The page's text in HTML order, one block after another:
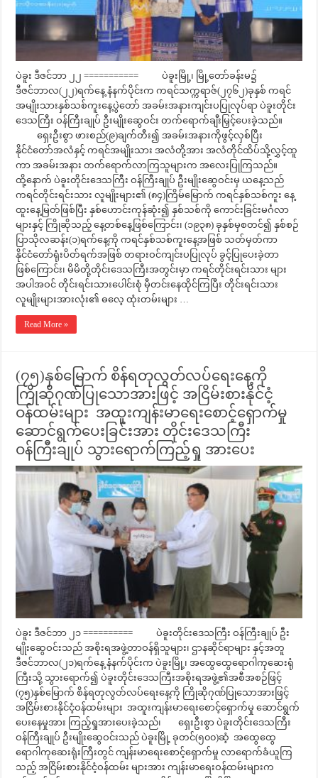
ပဲခူး ဒီဇင်ဘာ ၂၂ =========== ပဲခူးမြို့၊ မြို့တော်ခန်းမ၌
ဒီဇင်ဘာလ(၂၂)ရက်နေ့ နံနက်ပိုင်းက ကရင်သက္ကရာဇ်(၂၇၆၂)ခုနှစ် ကရင်
အမျိုးသားနှစ်သစ်ကူးနေ့ပွဲတော် အခမ်းအနားကျင်းပပြုလုပ်ရာ ပဲခူးတိုင်း
ဒေသကြီး ဝန်ကြီးချုပ် ဦးမျိုးဆွေဝင်း တက်ရောက်ချီးမြှင့်ပေးခဲ့သည်။
ရှေးဦးစွာ ဖားစည်(၉)ချက်တီး၍ အခမ်းအနားကိုဖွင့်လှစ်ပြီး
နိုင်ငံတော်အလံနှင့် ကရင်အမျိုးသား အလံတို့အား အလံတိုင်ထိပ်သို့လွှင့်ထူ
ကာ အခမ်းအနား တက်ရောက်လာကြသူများက အလေးပြုကြသည်။
ထို့နောက် ပဲခူးတိုင်းဒေသကြီး ဝန်ကြီးချုပ် ဦးမျိုးဆွေဝင်းမှ ယနေ့သည်
ကရင်တိုင်းရင်းသား လူမျိုးများ၏ (၈၄)ကြိမ်မြောက် ကရင်နှစ်သစ်ကူး နေ့
ထူးနေ့မြတ်ဖြစ်ပြီး နှစ်ဟောင်းကုန်ဆုံး၍ နှစ်သစ်ကို ကောင်းခြင်းမင်္ဂလာ
များနှင့် ကြိုဆိုသည့် နေ့တစ်နေ့ဖြစ်ကြောင်း၊ (၁၉၃၈) ခုနှစ်မှစတင်၍ နှစ်စဉ်
ပြာသိုလဆန်း(၁)ရက်နေ့ကို ကရင်နှစ်သစ်ကူးနေ့အဖြစ် သတ်မှတ်ကာ
နိုင်ငံတော်ရုံးပိတ်ရက်အဖြစ် တရားဝင်ကျင်းပပြုလုပ် ခွင့်ပြုပေးခဲ့တာ
ဖြစ်ကြောင်း၊ မိမိတို့တိုင်းဒေသကြီးအတွင်းမှာ ကရင်တိုင်းရင်းသား များ
အပါအဝင် တိုင်းရင်းသားပေါင်းစုံ မှီတင်းနေထိုင်ကြပြီး တိုင်းရင်းသား
လူမျိုးများအားလုံး၏ ဓလေ့ ထုံးတမ်းများ …
Read More »
(၇၅)နှစ်မြောက် စိန်ရတုလွတ်လပ်ရေးနေ့ကို
ကြိုဆိုဂုဏ်ပြုသောအားဖြင့် အငြိမ်းစားနိုင်ငံ့
ဝန်ထမ်းများ အထူးကျန်းမာရေးစောင့်ရှောက်မှု
ဆောင်ရွက်ပေးခြင်းအား တိုင်းဒေသကြီး
ဝန်ကြီးချုပ် သွားရောက်ကြည့်ရှု အားပေး
ပဲခူး ဒီဇင်ဘာ ၂၁ ========== ပဲခူးတိုင်းဒေသကြီး ဝန်ကြီးချုပ် ဦး
မျိုးဆွေဝင်းသည် အစိုးရအဖွဲ့တာဝန်ရှိသူများ၊ ဌာနဆိုင်ရာများ နှင့်အတူ
ဒီဇင်ဘာလ(၂၁)ရက်နေ့ နံနက်ပိုင်းက ပဲခူးမြို့၊ အထွေထွေရောဂါကုဆေးရုံ
ကြီးသို့ သွားရောက်၍ ပဲခူးတိုင်းဒေသကြီးအစိုးရအဖွဲ့၏အစီအစဉ်ဖြင့်
(၇၅)နှစ်မြောက် စိန်ရတုလွတ်လပ်ရေးနေ့ကို ကြိုဆိုဂုဏ်ပြုသောအားဖြင့်
အငြိမ်းစားနိုင်ငံ့ဝန်ထမ်းများ အထူးကျန်းမာရေးစောင့်ရှောက်မှု ဆောင်ရွက်
ပေးနေမှုအား ကြည့်ရှုအားပေးခဲ့သည်၊ ရှေးဦးစွာ ပဲခူးတိုင်းဒေသကြီး
ဝန်ကြီးချုပ် ဦးမျိုးဆွေဝင်းသည် ပဲခူးမြို့ ခုတင်(၅၀၀)ဆံ့ အထွေထွေ
ရောဂါကုဆေးရုံးကြီးတွင် ကျန်းမာရေးစောင့်ရှောက်မှု လာရောက်ခံယူကြ
သည့် အငြိမ်းစားနိုင်ငံ့ဝန်ထမ်း များအား ကျန်းမာရေးဝန်ထမ်းများက